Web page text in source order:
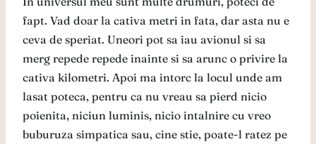
fapt. Vad doar la cativa metri in fata, dar asta nu e
ceva de speriat. Uneori pot sa iau avionul si sa
merg repede repede inainte si sa arunc o privire la
cativa kilometri. Apoi ma intorc la locul unde am
lasat poteca, pentru ca nu vreau sa pierd nicio
poienita, niciun luminis, nicio intalnire cu vreo
buburuza simpatica sau, cine stie, poate-l ratez pe